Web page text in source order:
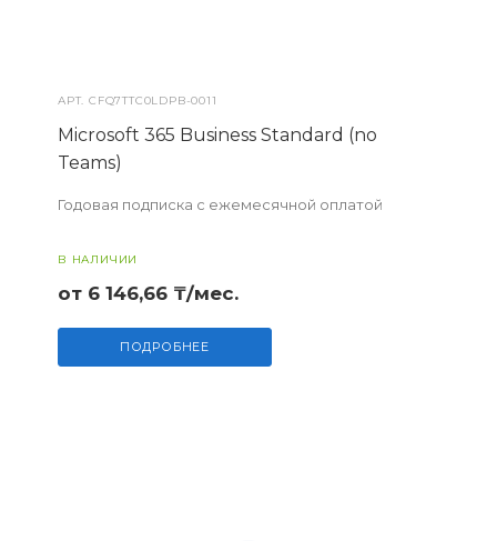
АРТ.CFQ7TTC0LDPB-0011
Microsoft 365 Business Standard (no
Teams)
Годовая подписка с ежемесячной оплатой
В НАЛИЧИИ
от 6 146,66 ₸/мес.
ПОДРОБНЕЕ